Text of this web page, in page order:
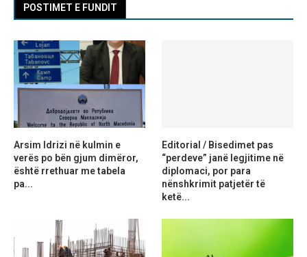
POSTIMET E FUNDIT
Arsim Idrizi në kulmin e
verës po bën gjum dimëror,
është rrethuar me tabela
pa...
Editorial / Bisedimet pas
“perdeve” janë legjitime në
diplomaci, por para
nënshkrimit patjetër të
ketë...